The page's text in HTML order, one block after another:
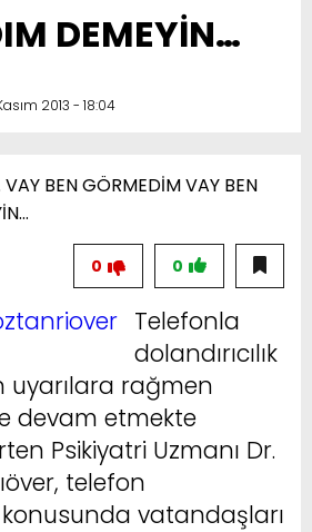
DEMEYİN…
2013 - 18:04
0
0
Telefonla
dolandırıcılık
uyarılara rağmen
devam etmekte
Psikiyatri Uzmanı Dr.
telefon
konusunda vatandaşları